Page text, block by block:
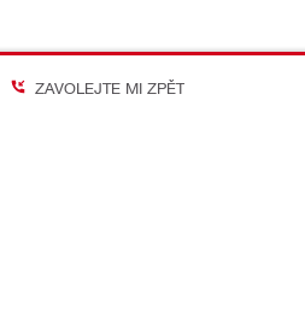
ZAVOLEJTE MI ZPĚT